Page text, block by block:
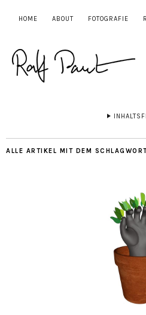
HOME ABOUT FOTOGRAFIE
ALLE ARTIKEL MIT DEM